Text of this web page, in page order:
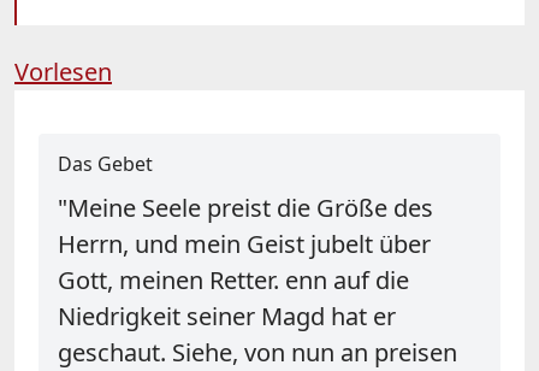
Vorlesen
Das Gebet
"Meine Seele preist die Größe des
Herrn, und mein Geist jubelt über
Gott, meinen Retter. enn auf die
Niedrigkeit seiner Magd hat er
geschaut. Siehe, von nun an preisen